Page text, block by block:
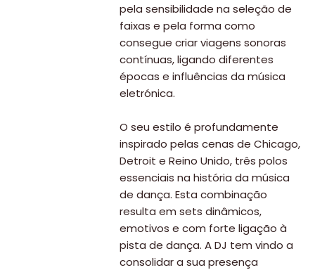
pela sensibilidade na seleção de
faixas e pela forma como
consegue criar viagens sonoras
contínuas, ligando diferentes
épocas e influências da música
eletrónica.
O seu estilo é profundamente
inspirado pelas cenas de Chicago,
Detroit e Reino Unido, três polos
essenciais na história da música
de dança. Esta combinação
resulta em sets dinâmicos,
emotivos e com forte ligação à
pista de dança. A DJ tem vindo a
consolidar a sua presença